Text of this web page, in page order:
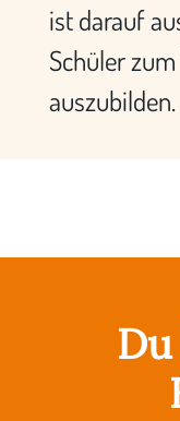
ist darauf
Schüler
auszubilden.